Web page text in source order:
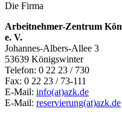
Die Firma
Arbeitnehmer-Zentrum
e. V.
Johannes-Albers-Allee 3
53639 Königswinter
Telefon: 0 22 23 / 730
Fax: 0 22 23 / 73-111
E-Mail: info(at)azk.de
E-Mail: reservierung(at)azk.de